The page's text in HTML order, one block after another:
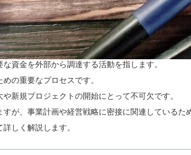
資金を外部から調達する活動を指します。
の重要なプロセスです。
新規プロジェクトの開始にとって不可欠です。
が、事業計画や経営戦略に密接に関連しているた
しく解説します。